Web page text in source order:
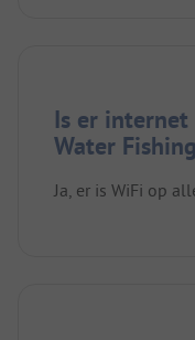
Is er internet
Water
Ja, er is WiFi op